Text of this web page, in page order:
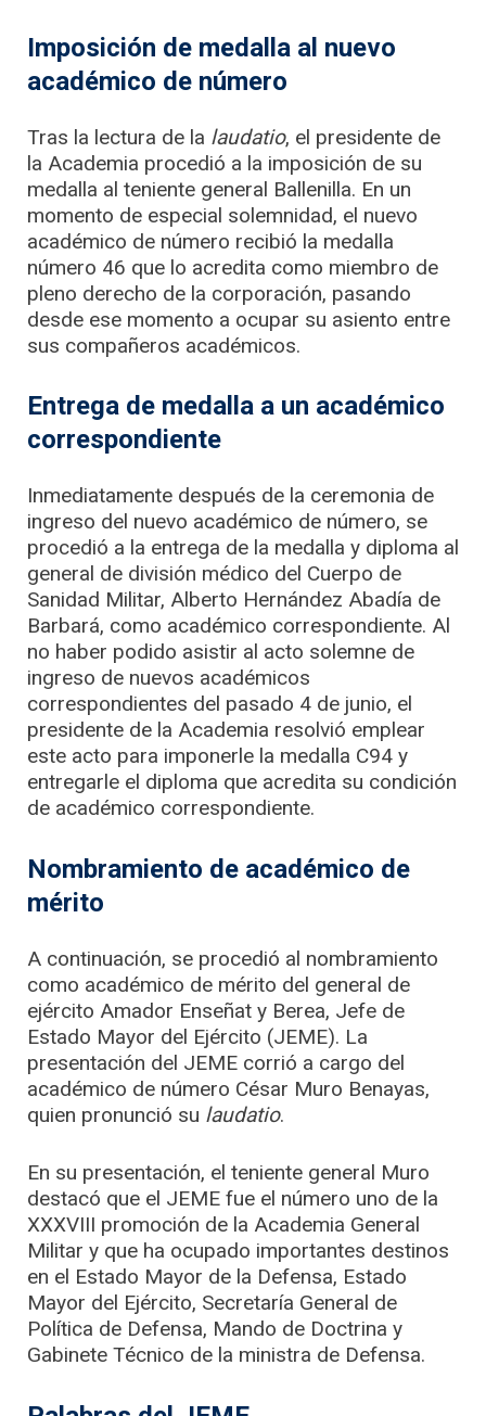
Imposición de medalla al nuevo
académico de número
Tras la lectura de la laudatio, el presidente de
la Academia procedió a la imposición de su
medalla al teniente general Ballenilla. En un
momento de especial solemnidad, el nuevo
académico de número recibió la medalla
número 46 que lo acredita como miembro de
pleno derecho de la corporación, pasando
desde ese momento a ocupar su asiento entre
sus compañeros académicos.
Entrega de medalla a un académico
correspondiente
Inmediatamente después de la ceremonia de
ingreso del nuevo académico de número, se
procedió a la entrega de la medalla y diploma al
general de división médico del Cuerpo de
Sanidad Militar, Alberto Hernández Abadía de
Barbará, como académico correspondiente. Al
no haber podido asistir al acto solemne de
ingreso de nuevos académicos
correspondientes del pasado 4 de junio, el
presidente de la Academia resolvió emplear
este acto para imponerle la medalla C94 y
entregarle el diploma que acredita su condición
de académico correspondiente.
Nombramiento de académico de
mérito
A continuación, se procedió al nombramiento
como académico de mérito del general de
ejército Amador Enseñat y Berea, Jefe de
Estado Mayor del Ejército (JEME). La
presentación del JEME corrió a cargo del
académico de número César Muro Benayas,
quien pronunció su laudatio.
En su presentación, el teniente general Muro
destacó que el JEME fue el número uno de la
XXXVIII promoción de la Academia General
Militar y que ha ocupado importantes destinos
en el Estado Mayor de la Defensa, Estado
Mayor del Ejército, Secretaría General de
Política de Defensa, Mando de Doctrina y
Gabinete Técnico de la ministra de Defensa.